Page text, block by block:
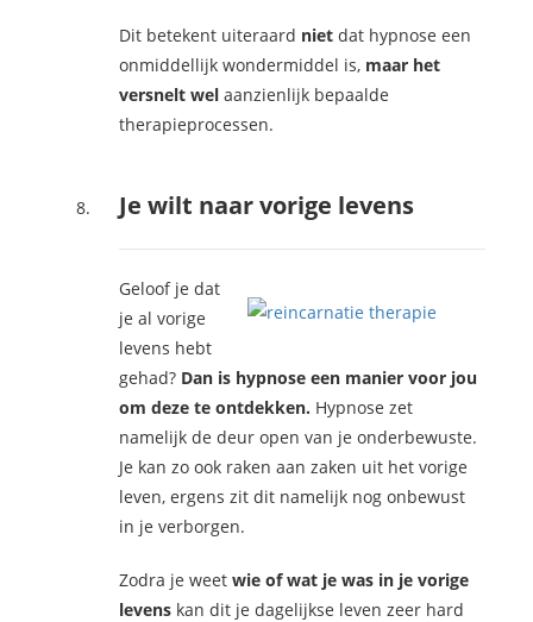
Dit betekent uiteraard niet dat hypnose een
onmiddellijk wondermiddel is, maar het
versnelt wel aanzienlijk bepaalde
therapieprocessen.
Je wilt naar vorige levens
Geloof je dat
je al vorige
levens hebt
gehad? Dan is hypnose een manier voor jou
om deze te ontdekken. Hypnose zet
namelijk de deur open van je onderbewuste.
Je kan zo ook raken aan zaken uit het vorige
leven, ergens zit dit namelijk nog onbewust
in je verborgen.
Zodra je weetwie of wat je was in je vorige
levens kan dit je dagelijkse leven zeer hard